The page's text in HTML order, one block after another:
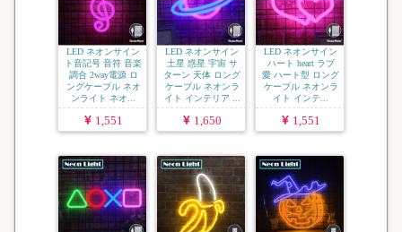
LED ネオンサイン
ト音記号 音符 音楽
調合 2way電源 ロ
ングケーブル ネオ
ンライト ネオ...
1,551
LED ネオンサイン
土星 惑星 宇宙 サ
ターン 天体 ロング
ケーブル ネオンラ
イト インテリア ...
1,650
LED ネオンサイン
ハート heart ラブ
愛 ハート型 ロング
ケーブル ネオンラ
イト インテ...
1,551